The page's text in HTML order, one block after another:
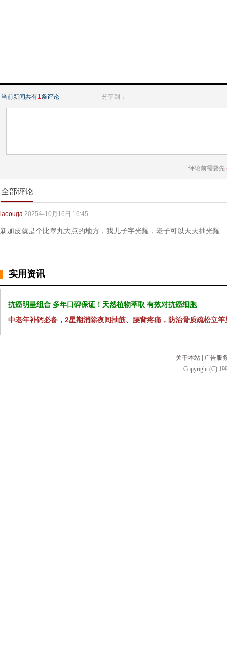
当前新闻共有1条评论 分享到：
评论前需要先
全部评论
laoouga 2025年10月16日 16:45
新加皮就是个比睾丸大点的地方，我儿子字光耀，老子可以天天抽光耀
实用资讯
抗癌明星组合 多年口碑保证！天然植物萃取 有效对抗癌细胞
中老年补钙必备，2星期消除夜间抽筋、腰背疼痛，防治骨质疏松立竿
关于本站
广告服
Copyright (C)